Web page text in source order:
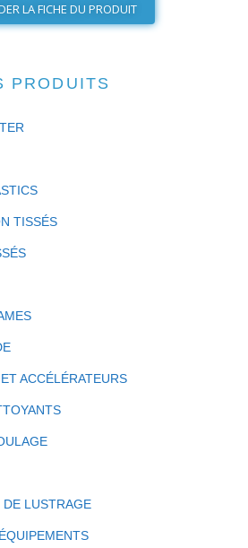
LA FICHE DU PRODUIT
PRODUITS
TISSÉS
ACCÉLÉRATEURS
LUSTRAGE